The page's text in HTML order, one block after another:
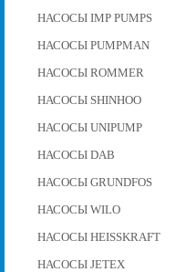
НАСОСЫ IMP PUMPS
НАСОСЫ PUMPMAN
НАСОСЫ ROMMER
НАСОСЫ SHINHOO
НАСОСЫ UNIPUMP
НАСОСЫ DAB
НАСОСЫ GRUNDFOS
НАСОСЫ WILO
НАСОСЫ HEISSKRAFT
НАСОСЫ JETEX